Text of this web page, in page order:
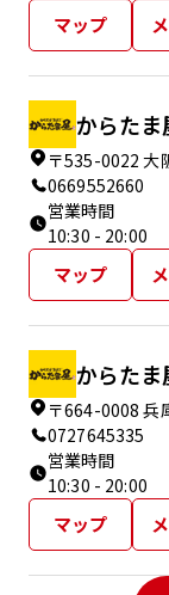
マップ
からたま
〒535-0022 大
0669552660
営業時間
10:30 - 20:00
マップ
からたま
〒664-0008 兵
0727645335
営業時間
10:30 - 20:00
マップ